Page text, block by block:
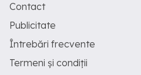
Contact
Publicitate
Întrebări frecvente
Termeni și condiții